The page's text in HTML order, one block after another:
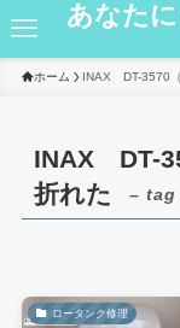
あなた
ホーム INAX DT-3570（
INAX DT-
折れた
– tag
ロータンク修理